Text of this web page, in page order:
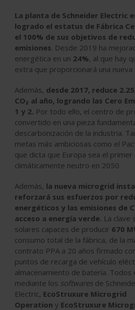
La planta de Schneider Electric
logrado el estatus de Fábrica
el 100% de sus objetivos de
emisiones. Desde 2019 ha
energética en un 24%, al que hay
extra que proporcionará una nueva
Además, desde 2017, reduce
CO₂ al año, logrando las Cero
1 y 2. Por todo ello, el centro de
convertido en una pieza
descarbonización de la industria.
metas más ambiciosas como el
que dicta que Europa sea el
climáticamente neutro en 2050.
Además, la nueva microgrid
reforzará sus esfuerzos por
energéticos y las emisiones de
acceso a energía verde. La clave
solares capaces de producir 670
consumo total de la fábrica, de la
contrato PPA a 20 años firmado
puntos de recarga de vehículo
almacenamiento de batería. Todos
mediante los softwaresde
Electric, EcoStruxure Microgrid
Operation y EcoStruxure